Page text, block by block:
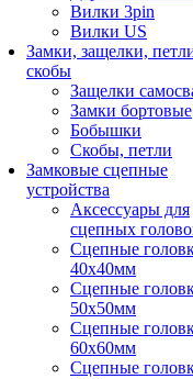
Вилки 3pin
Вилки US
Замки, защелки,
скобы
Защелки
Замки бортовые
Бобышки
Скобы, петли
Замковые сцепные
устройства
Аксессуары для
сцепных
Сцепные
40x40мм
Сцепные
50x50мм
Сцепные
60x60мм
Сцепные